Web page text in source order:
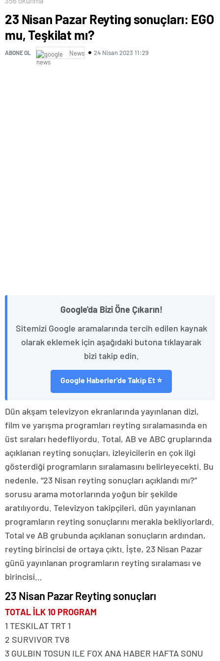
23 Nisan Pazar Reyting sonuçları: EGO
mu, Teşkilat mı?
ABONE OL News 24 Nisan 2023 11:29
Google'da Bizi Öne Çıkarın!
Sitemizi Google aramalarında tercih edilen kaynak
olarak eklemek için aşağıdaki butona tıklayarak
bizi takip edin.
Google Haberler'de Takip Et ⭐
Dün akşam televizyon ekranlarında yayınlanan dizi,
film ve yarışma programları reyting sıralamasında en
üst sıraları hedefliyordu. Total, AB ve ABC gruplarında
açıklanan reyting sonuçları, izleyicilerin en çok ilgi
gösterdiği programların sıralamasını belirleyecekti. Bu
nedenle, “23 Nisan reyting sonuçları açıklandı mı?”
sorusu arama motorlarında yoğun bir şekilde
aratılıyordu. Televizyon takipçileri, dün yayınlanan
programların reyting sonuçlarını merakla bekliyorlardı.
Total ve AB grubunda açıklanan sonuçların ardından,
reyting birincisi de ortaya çıktı. İşte, 23 Nisan Pazar
günü yayınlanan programların reyting sıralaması ve
birincisi…
23 Nisan Pazar Reyting sonuçları
TOTAL İLK 10 PROGRAM
1 TESKILAT TRT 1
2 SURVIVOR TV8
3 GULBIN TOSUN ILE FOX ANA HABER HAFTA SONU